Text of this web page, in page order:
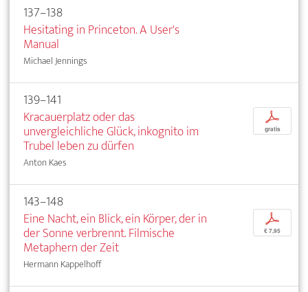
137–138
Hesitating in Princeton. A User's
Manual
Michael Jennings
139–141
Kracauerplatz oder das
unvergleichliche Glück, inkognito im
Trubel leben zu dürfen
Anton Kaes
p
gratis
143–148
Eine Nacht, ein Blick, ein Körper, der in
der Sonne verbrennt. Filmische
Metaphern der Zeit
Hermann Kappelhoff
p
€ 7,95